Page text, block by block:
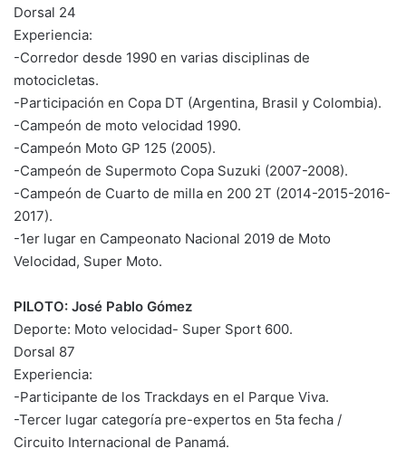
Dorsal 24
Experiencia:
-Corredor desde 1990 en varias disciplinas de
motocicletas.
-Participación en Copa DT (Argentina, Brasil y Colombia).
-Campeón de moto velocidad 1990.
-Campeón Moto GP 125 (2005).
-Campeón de Supermoto Copa Suzuki (2007-2008).
-Campeón de Cuarto de milla en 200 2T (2014-2015-2016-
2017).
-1er lugar en Campeonato Nacional 2019 de Moto
Velocidad, Super Moto.
PILOTO: José Pablo Gómez
Deporte: Moto velocidad- Super Sport 600.
Dorsal 87
Experiencia:
-Participante de los Trackdays en el Parque Viva.
-Tercer lugar categoría pre-expertos en 5ta fecha /
Circuito Internacional de Panamá.